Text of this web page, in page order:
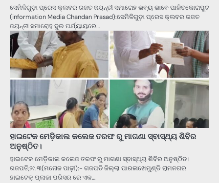
ସେମିଳିଗୁଡ଼ା ପ୍ରେସ କ୍ଲବର ରଜତ ଜୟନ୍ତୀ ସମାରୋହ ଭବ୍ୟ ଭାବେ ପାଳିତକୋରାପୁଟ
(information Media Chandan Prasad):ସେମିଳିଗୁଡ଼ା ପ୍ରେସ କ୍ଲବର ରଜତ
ଜୟନ୍ତୀ ସମାରୋହ ଦୁଇ ପର୍ଯ୍ୟାୟରେ…
ହାଇଟେକ ମେଡ଼ିକାଲ କଲେଜ ତରଫ ରୁ ମାଗଣା ସ୍ବାସ୍ଥ୍ୟ ଶିବିର
ଅନୁଷ୍ଠିତ।
ହାଇଟେକ ମେଡ଼ିକାଲ କଲେଜ ତରଫ ରୁ ମାଗଣା ସ୍ବାସ୍ଥ୍ୟ ଶିବିର ଅନୁଷ୍ଠିତ।
ଗଜପତି,୨୯.୩(ମନୋଜ ପାଢ଼ୀ):- ଗଜପତି ଜିଲ୍ଲା ପାରଳାଖେମୁଣ୍ଡି ରାମନଗର
ହାଇଟେକ୍ ପ୍ଲାଜା ପରିସର ରେ ଏକ…